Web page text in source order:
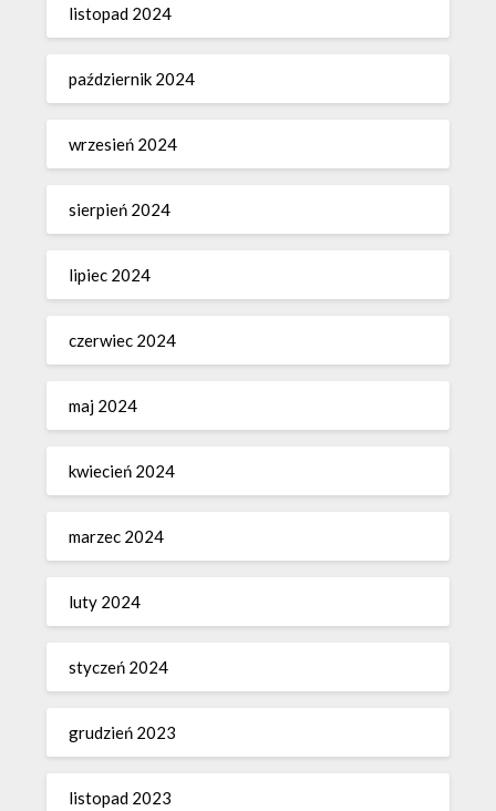
listopad 2024
październik 2024
wrzesień 2024
sierpień 2024
lipiec 2024
czerwiec 2024
maj 2024
kwiecień 2024
marzec 2024
luty 2024
styczeń 2024
grudzień 2023
listopad 2023